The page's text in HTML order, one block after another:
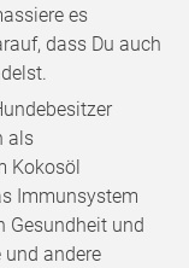
es
dass Du auch
als
Kokosöl
Immunsystem
Gesundheit und
andere